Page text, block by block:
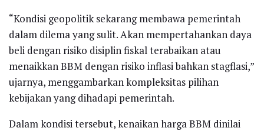
“Kondisi geopolitik sekarang membawa pemerintah
dalam dilema yang sulit. Akan mempertahankan daya
beli dengan risiko disiplin fiskal terabaikan atau
menaikkan BBM dengan risiko inflasi bahkan stagflasi,”
ujarnya, menggambarkan kompleksitas pilihan
kebijakan yang dihadapi pemerintah.
Dalam kondisi tersebut, kenaikan harga BBM dinilai